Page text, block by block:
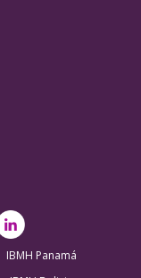
IBMH Panamá